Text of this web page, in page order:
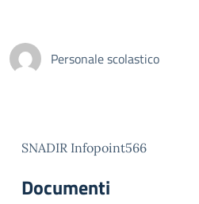
Personale scolastico
SNADIR Infopoint566
Documenti